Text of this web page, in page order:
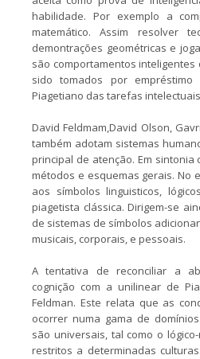
habilidade. Por exemplo a
matemático. Assim resolver
demontrações geométricas e
são comportamentos
sido tomados por
Piagetiano das tarefas
David Feldmam,David Olson,
também adotam sistemas
principal de atenção. Em sintonia
métodos e esquemas gerais. No
aos símbolos linguisticos,
piagetista clássica. Dirigem-se
de sistemas de símbolos
musicais, corporais, e pessoais.
A tentativa de reconciliar a
cognição com a unilinear de
Feldman. Este relata que as
ocorrer numa gama de
são universais, tal como o
restritos a determinadas